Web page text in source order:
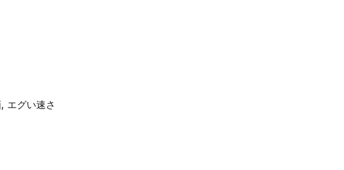
エグい速さ